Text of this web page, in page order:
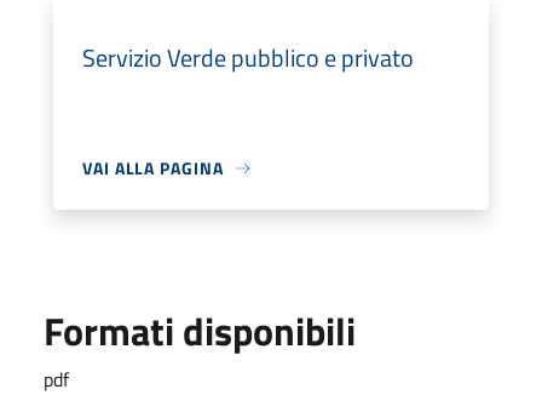
Servizio Verde pubblico e privato
VAI ALLA PAGINA
Formati disponibili
pdf